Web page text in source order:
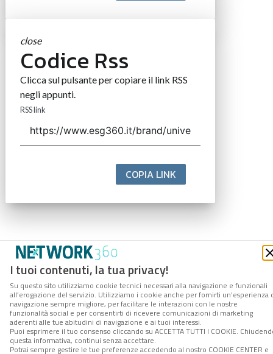
I tuoi contenuti, la tua privacy!
Su questo sito utilizziamo cookie tecnici necessari alla navigazione e funzionali
all’erogazione del servizio. Utilizziamo i cookie anche per fornirti un’esperienza
navigazione sempre migliore, per facilitare le interazioni con le nostre
funzionalità social e per consentirti di ricevere comunicazioni di marketing
aderenti alle tue abitudini di navigazione e ai tuoi interessi.
Puoi esprimere il tuo consenso cliccando su ACCETTA TUTTI I COOKIE.
questa informativa, continui senza accettare.
Potrai sempre gestire le tue preferenze accedendo al nostro COOKIE CENTER e
close
Codice Rss
Clicca sul pulsante per copiare il link RSS
negli appunti.
RSS link
COPIA LINK